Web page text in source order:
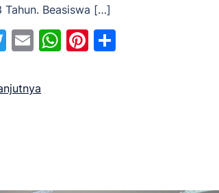
Tahun. Beasiswa […]
Twitter
EmailWhatsApp
Pinterest